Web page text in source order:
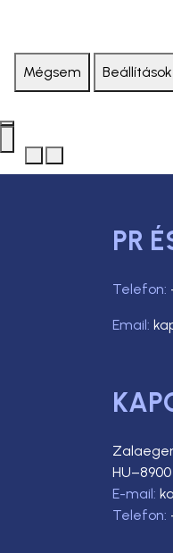
Mégsem
PR
Telefon:
Email:
E-mail:
Telefon: